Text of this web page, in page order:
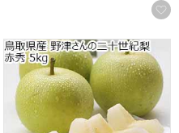
に入りに登録する
赤秀 5kg【限定50点】【お
鳥取県産 野津さんの二十世